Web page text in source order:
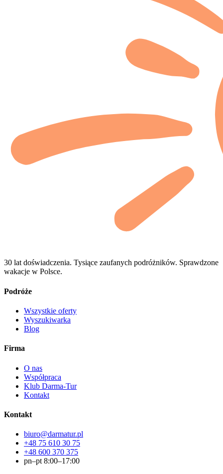
30 lat doświadczenia. Tysiące zaufanych podróżników. Sprawdzone
wakacje w Polsce.
Podróże
Wszystkie oferty
Wyszukiwarka
Blog
Firma
O nas
Współpraca
Klub Darma-Tur
Kontakt
Kontakt
biuro@darmatur.pl
+48 75 610 30 75
+48 600 370 375
pn–pt 8:00–17:00